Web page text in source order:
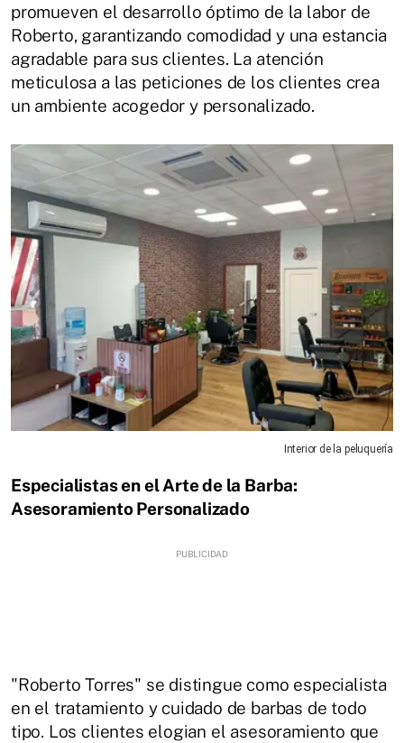
promueven el desarrollo óptimo de la labor de
Roberto, garantizando comodidad y una estancia
agradable para sus clientes. La atención
meticulosa a las peticiones de los clientes crea
un ambiente acogedor y personalizado.
Interior de la peluquería
Especialistas en el Arte de la Barba:
Asesoramiento Personalizado
"Roberto Torres" se distingue como especialista
en el tratamiento y cuidado de barbas de todo
tipo. Los clientes elogian el asesoramiento que